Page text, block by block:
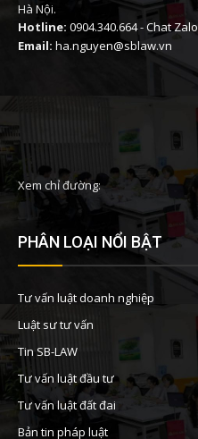
Hà Nội.
Hotline: 0904.340.664-Chat Zalo
Email: ha.nguyen@sblaw.vn
Xem chỉ đường:
PHÂN LOẠI NỔI BẬT
Tư vấn luật doanh nghiệp
Luật sư tư vấn
Tin SB-LAW
Tư vấn luật đầu tư
Tư vấn luật đất đai
Bản tin pháp luật